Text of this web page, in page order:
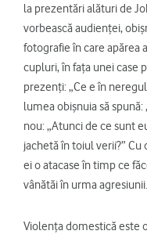
la prezentări alături de
vorbească audienței,
fotografie în care apărea
cupluri, în fața unei case
prezenți: „Ce e în
lumea obișnuia să
nou: „Atunci de ce sunt
jachetă în toiul verii?”
ei o atacase în timp ce
vânătăi în urma agresiunii.
Violența domestică este